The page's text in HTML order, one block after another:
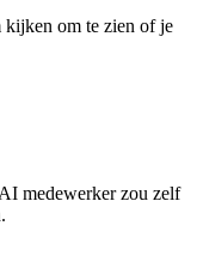
kijken om te zien of je
medewerker zou zelf